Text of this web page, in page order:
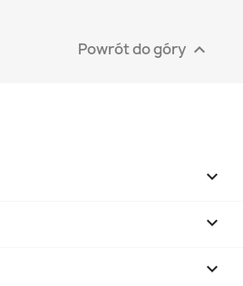
Powrót do góry 


